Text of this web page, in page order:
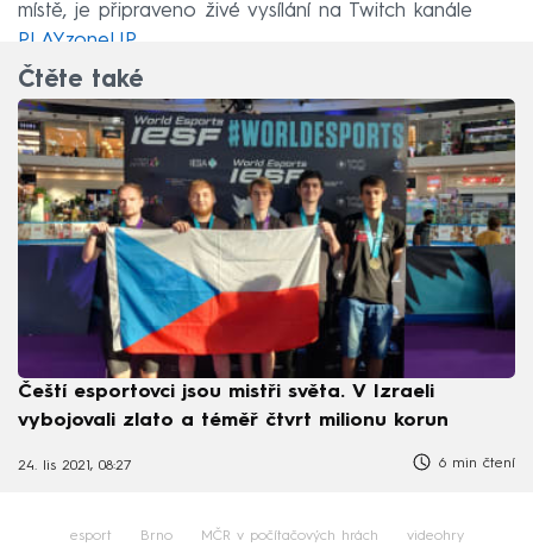
místě, je připraveno živé vysílání na Twitch kanále
PLAYzoneUP
Čtěte také
Čeští esportovci jsou mistři světa. V Izraeli
vybojovali zlato a téměř čtvrt milionu korun
24. lis 2021, 08:27 6 min čtení
esport Brno MČR v počítačových hrách videohry